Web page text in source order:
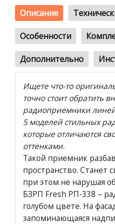
Описание
Особенности
Дополнительно
Ищете что-то
точно стоит обратить
радиоприемники
5 моделей стильных
которые отличаются
оттенками.
Такой приемник
пространство. Станет
при этом не нарушая
БЗРП Fresh РП-338 –
голубом цвете. На
запоминающаяся